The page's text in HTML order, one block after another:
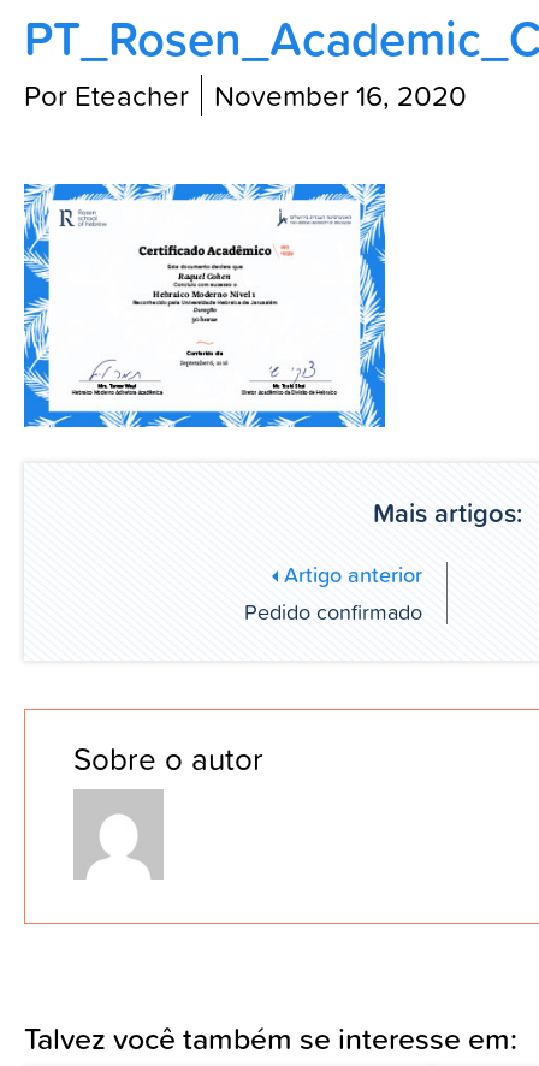
Blog
Por Eteacher November 16, 2020
Mais artigos:
Artigo anterior
Pedido confirmado
Sobre o autor
Talvez você também se interesse em: